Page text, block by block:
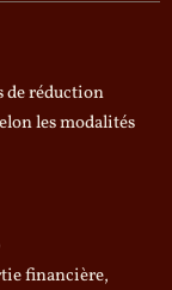
de réduction
les modalités
financière,